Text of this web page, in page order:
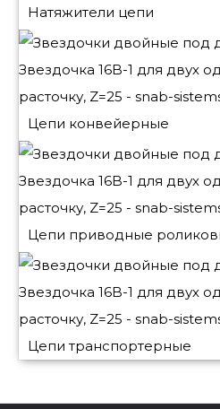
Натяжители цепи
Цепи конвейерные
Цепи приводные
Цепи транспортерные